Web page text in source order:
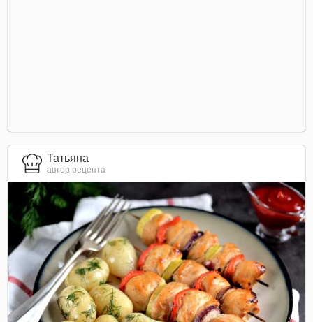
Татьяна
автор рецепта